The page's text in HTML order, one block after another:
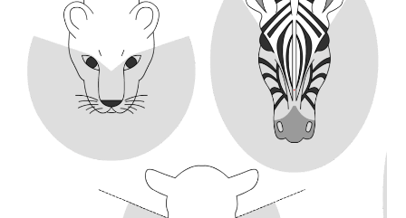
よくある質問
団体概要
お問い合わせ